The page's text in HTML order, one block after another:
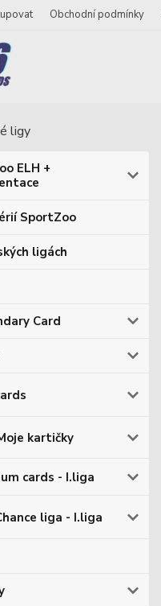
Obchodní podmínky
ligy
ELH +
SportZoo
ligách
Card
kartičky
cards - I.liga
liga - I.liga